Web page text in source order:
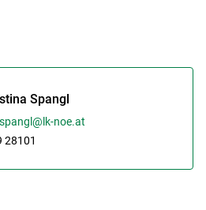
Spangl
noe.at
28101